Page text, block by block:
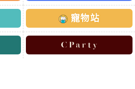
寵物站